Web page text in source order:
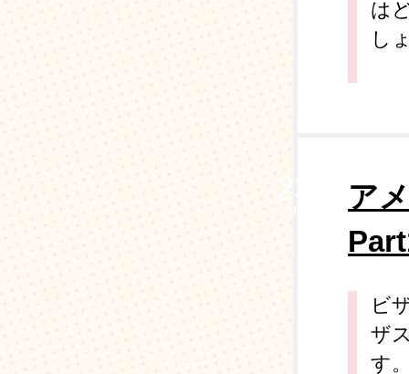
は
し
ア
23
8月
ビ
ザ
す